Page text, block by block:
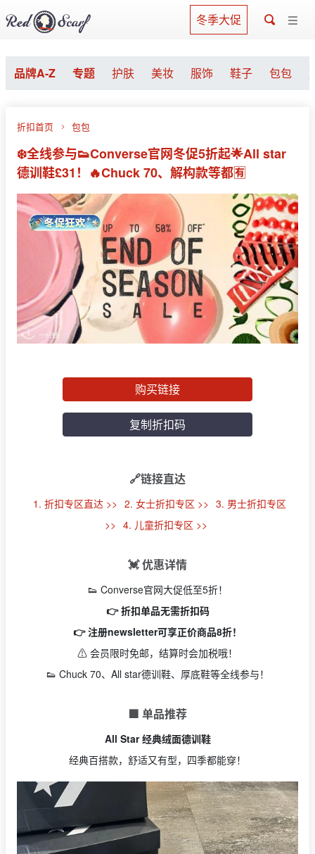
冬季大促
品牌A-Z 专题 护肤 美妆 服饰 鞋子 包包
折扣首页 包包
❄️全线参与👟Converse官网冬促5折起🌟All star
德训鞋£31！🔥Chuck 70、解构款等都🈶
购买链接
复制折扣码
🔗链接直达
1. 折扣专区直达 >> 2. 女士折扣专区 >> 3. 男士折扣专区
>> 4. 儿童折扣专区 >>
💓 优惠详情
👟 Converse官网大促低至5折！
👉 折扣单品无需折扣码
👉 注册newsletter可享正价商品8折！
⚠ 会员限时免邮，结算时会加税哦！
👟 Chuck 70、All star德训鞋、厚底鞋等全线参与！
🟩 单品推荐
All Star 经典绒面德训鞋
经典百搭款，舒适又有型，四季都能穿！